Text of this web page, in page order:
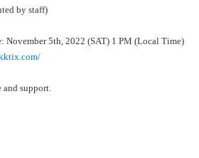
by staff)
November 5th, 2022 (SAT) 1 PM (Local Time)
support.